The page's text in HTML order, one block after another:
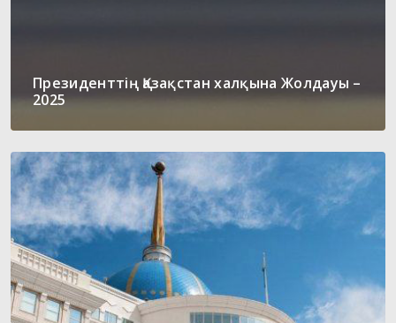
Президенттің Қазақстан халқына Жолдауы –
2025